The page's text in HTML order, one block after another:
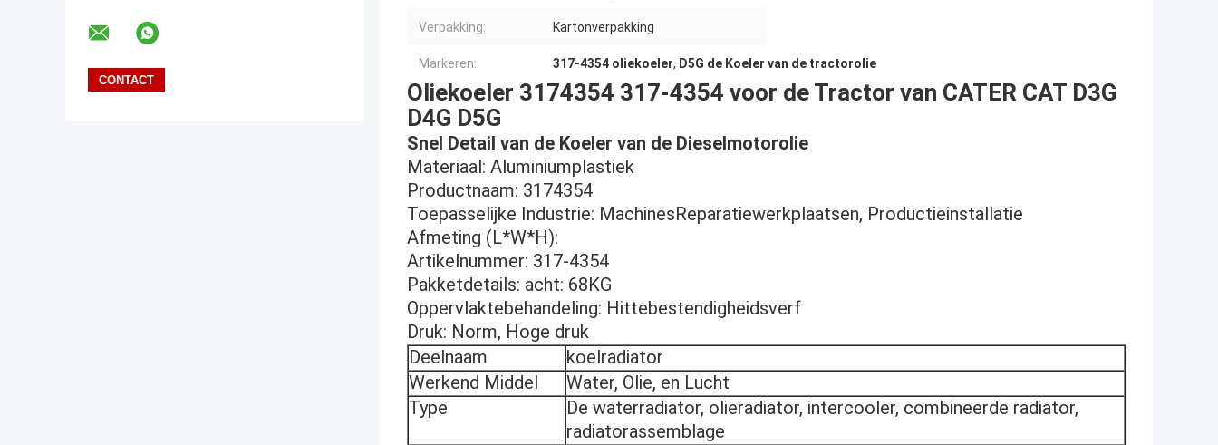
Verpakking: Kartonverpakking
Markeren: 317-4354 oliekoeler, D5G de Koeler van de tractorolie
Oliekoeler 3174354 317-4354 voor de Tractor van CATER CAT D3G
D4G D5G
Snel Detail van de Koeler van de Dieselmotorolie
Materiaal: Aluminiumplastiek
Productnaam: 3174354
Toepasselijke Industrie: MachinesReparatiewerkplaatsen, Productieinstallatie
Afmeting (L*W*H):
Artikelnummer: 317-4354
Pakketdetails: acht: 68KG
Oppervlaktebehandeling: Hittebestendigheidsverf
Druk: Norm, Hoge druk
Deelnaam
koelradiator
Werkend Middel
Water, Olie, en Lucht
Type
De waterradiator, olieradiator, intercooler, combineerde radiator,
radiatorassemblage